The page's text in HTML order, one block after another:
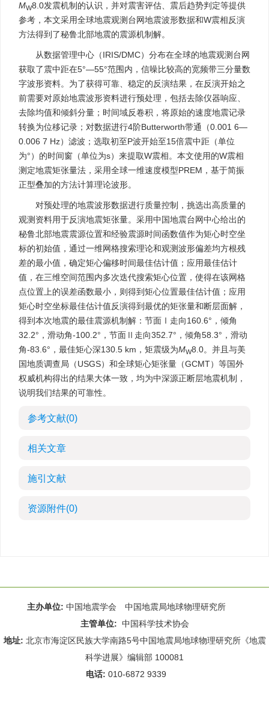
MW8.0发震机制的认识，并对震害评估、震后趋势判定等提供
参考，本文采用全球地震观测台网地震波形数据和W震相反演
方法得到了秘鲁北部地震的震源机制解。
从数据管理中心（IRIS/DMC）分布在全球的地震观测台网
获取了震中距在5°—55°范围内，信噪比较高的宽频带三分量数
字波形资料。为了获得可靠、稳定的反演结果，在反演开始之
前需要对原始地震波形资料进行预处理，包括去除仪器响应、
去除均值和倾斜分量；时间域反卷积，将原始的速度地震记录
转换为位移记录；对数据进行4阶Butterworth带通（0.001 6—
0.006 7 Hz）滤波；选取初至P波开始至15倍震中距（单位
为°）的时间窗（单位为s）来提取W震相。本文使用的W震相
测定地震矩张量法，采用全球一维速度模型PREM，基于简振
正型叠加的方法计算理论波形。
对预处理的地震波形数据进行质量控制，挑选出高质量的
观测资料用于反演地震矩张量。采用中国地震台网中心给出的
秘鲁北部地震震源位置和经验震源时间函数值作为矩心时空坐
标的初始值，通过一维网格搜索理论和观测波形偏差均方根残
差的最小值，确定矩心偏移时间最佳估计值；应用最佳估计
值，在三维空间范围内多次迭代搜索矩心位置，使得在该网格
点位置上的误差函数最小，则得到矩心位置最佳估计值；应用
矩心时空坐标最佳估计值反演得到最优的矩张量和断层面解，
得到本次地震的最佳震源机制解：节面Ⅰ走向160.6°，倾角
32.2°，滑动角-100.2°，节面Ⅱ走向352.7°，倾角58.3°，滑动
角-83.6°，最佳矩心深130.5 km，矩震级为MW8.0。并且与美
国地质调查局（USGS）和全球矩心矩张量（GCMT）等国外
权威机构得出的结果大体一致，均为中深源正断层地震机制，
说明我们结果的可靠性。
参考文献(0)
相关文章
施引文献
资源附件(0)
主办单位: 中国地震学会 中国地震局地球物理研究所
主管单位: 中国科学技术协会
地址: 北京市海淀区民族大学南路5号中国地震局地球物理研究所《地震
科学进展》编辑部 100081
电话: 010-6872 9339